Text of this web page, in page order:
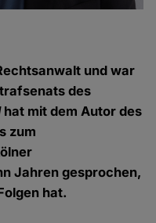
und war
des
hat mit dem Autor des
zum
Jahren gesprochen,
hat.